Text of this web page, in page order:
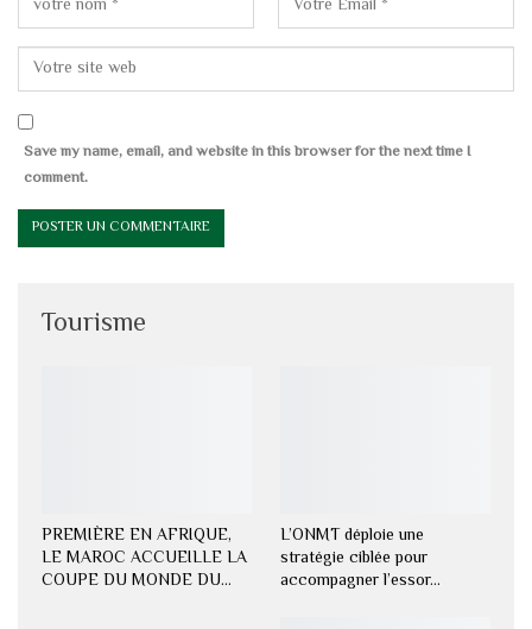
Save my name, email, and website in this browser for the next time I
comment.
Tourisme
PREMIÈRE EN AFRIQUE,
LE MAROC ACCUEILLE LA
COUPE DU MONDE DU…
L’ONMT déploie une
stratégie ciblée pour
accompagner l’essor…